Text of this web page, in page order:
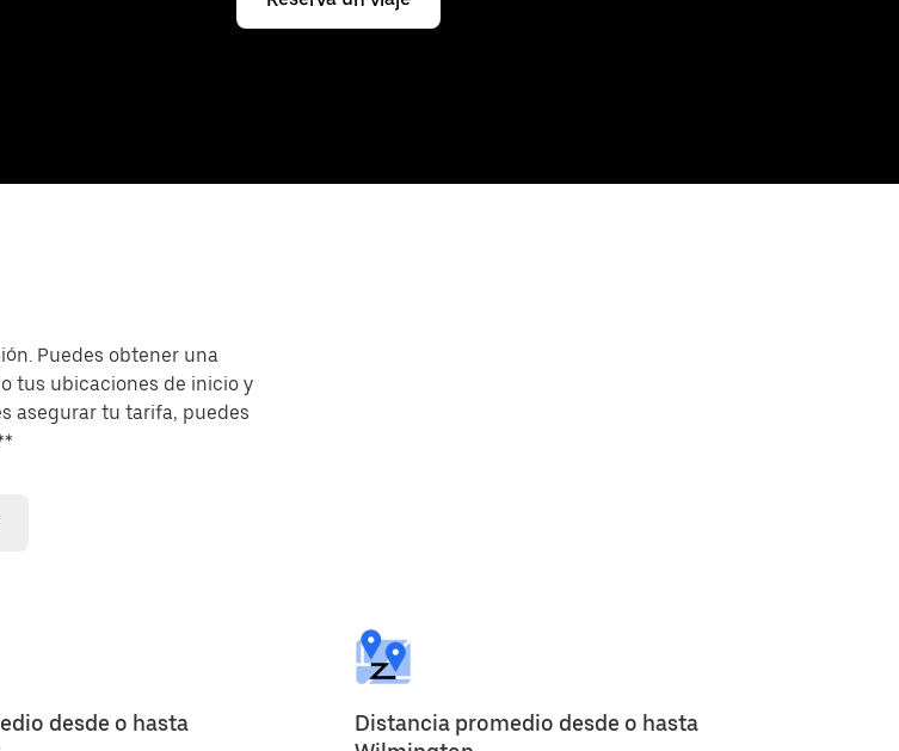
Puedes obtener una
tus ubicaciones de inicio y
asegurar tu tarifa, puedes
desde o hasta
Distancia promedio desde o hasta